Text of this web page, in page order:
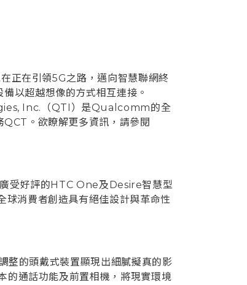
正在引領5G之路，邁向智慧聯網終
以超越想像的方式相互連接。
Inc.（QTI）是Qualcomm的全
。欲瞭解更多資訊，請參閱
受好評的HTC One及Desire智慧型
球消費者創造具有絕佳設計與革命性
整的頭戴式裝置顯現出細膩擬真的影
的通話功能及前置相機，將現實環境